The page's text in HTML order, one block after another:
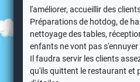
l'améliorer, accueillir des
Préparations de hotdog, de
nettoyage des tables,
enfants ne vont pas s'ennuyer
Il faudra servir les clients
qu'ils quittent le restaurant et